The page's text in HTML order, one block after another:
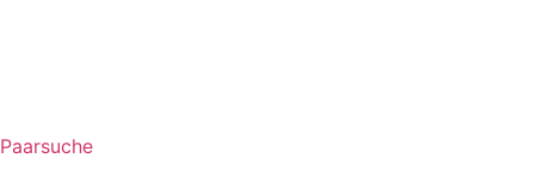
Paarsuche